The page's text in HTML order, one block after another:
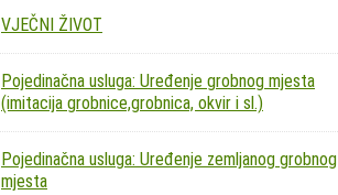
VJEČNI ŽIVOT
Pojedinačna usluga: Uređenje grobnog mjesta
(imitacija grobnice,grobnica, okvir i sl.)
Pojedinačna usluga: Uređenje zemljanog grobnog
mjesta